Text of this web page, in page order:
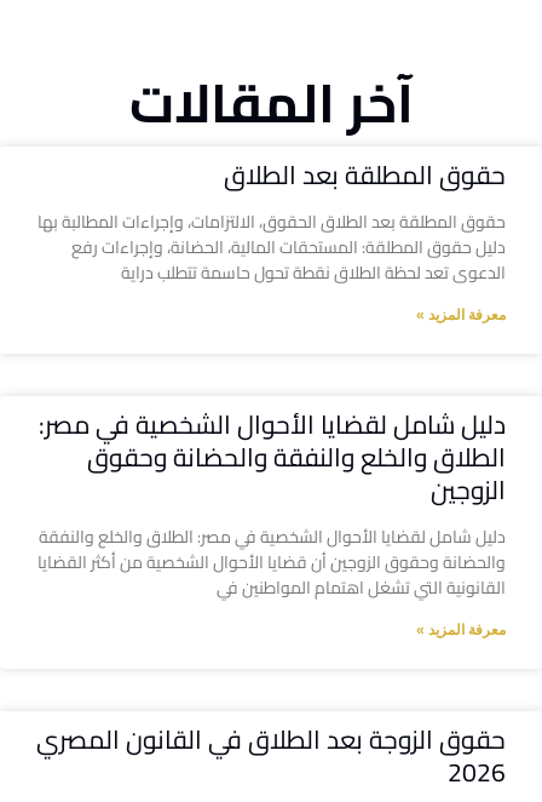
آخر المقالات
حقوق المطلقة بعد الطلاق
حقوق المطلقة بعد الطلاق الحقوق، الالتزامات، وإجراءات المطالبة بها
دليل حقوق المطلقة: المستحقات المالية، الحضانة، وإجراءات رفع
الدعوى تعد لحظة الطلاق نقطة تحول حاسمة تتطلب دراية
معرفة المزيد »
دليل شامل لقضايا الأحوال الشخصية في مصر:
الطلاق والخلع والنفقة والحضانة وحقوق
الزوجين
دليل شامل لقضايا الأحوال الشخصية في مصر: الطلاق والخلع والنفقة
والحضانة وحقوق الزوجين أن قضايا الأحوال الشخصية من أكثر القضايا
القانونية التي تشغل اهتمام المواطنين في
معرفة المزيد »
حقوق الزوجة بعد الطلاق في القانون المصري
2026